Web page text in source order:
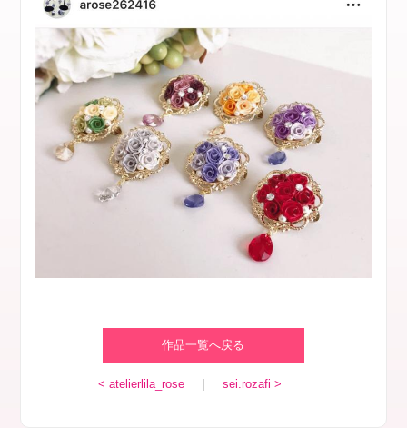
作品一覧へ戻る
< atelierlila_rose sei.rozafi >